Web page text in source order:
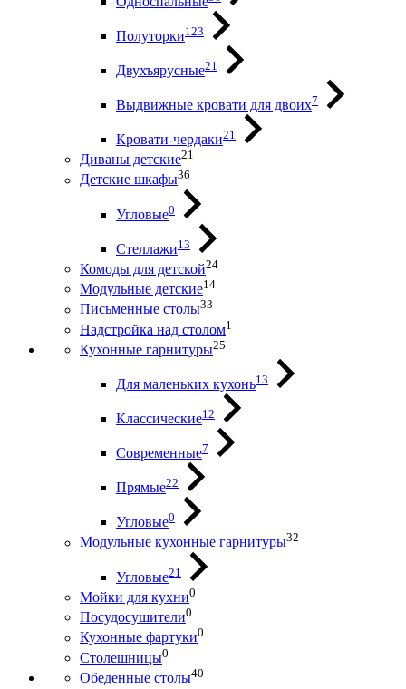
Полуторки123
Двухъярусные21
Выдвижные кровати для двоих7
Кровати-чердаки21
Диваны детские21
Детские шкафы36
Угловые0
Стеллажи13
Комоды для детской24
Модульные детские14
Письменные столы33
Надстройка над столом1
Кухонные гарнитуры25
Для маленьких кухонь13
Классические12
Современные7
Прямые22
Угловые0
Модульные кухонные гарнитуры32
Угловые21
Мойки для кухни0
Посудосушители0
Кухонные фартуки0
Столешницы0
Обеденные столы40